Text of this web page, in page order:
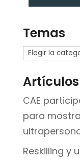
Temas
Temas
CAE
para
Reskilling y